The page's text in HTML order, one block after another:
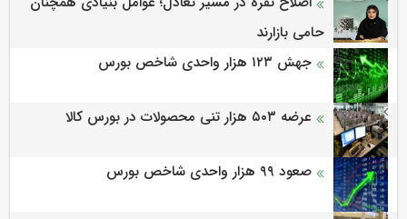
حامی بازارند
جهش ۱۲۳ هزار واحدی شاخص بورس
عرضه ۵۰۳ هزار تنی محصولات در بورس کالا
صعود ۹۹ هزار واحدی شاخص بورس